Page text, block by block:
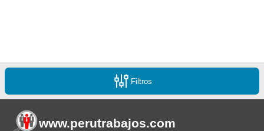
Filtros
www.perutrabajos.com